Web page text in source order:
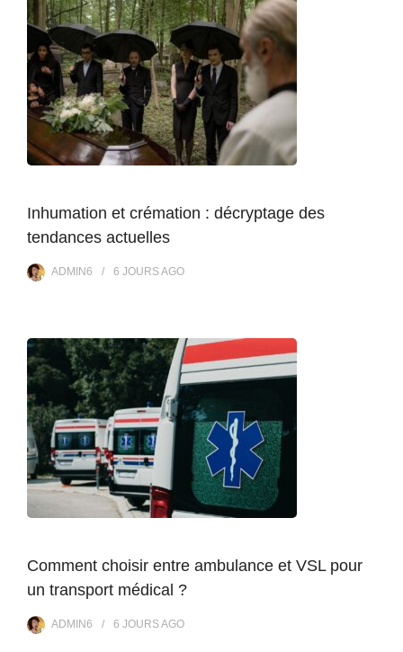
Inhumation et crémation : décryptage des
tendances actuelles
ADMIN6 6 JOURSAGO
Comment choisir entre ambulance et VSL pour
un transport médical ?
ADMIN6 6 JOURSAGO